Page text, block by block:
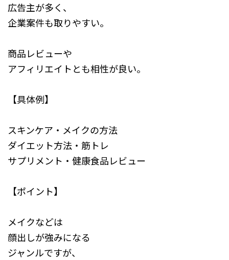
広告主が多く、
企業案件も取りやすい。
商品レビューや
アフィリエイトとも相性が良い。
【具体例】
スキンケア・メイクの方法
ダイエット方法・筋トレ
サプリメント・健康食品レビュー
【ポイント】
メイクなどは
顔出しが強みになる
ジャンルですが、